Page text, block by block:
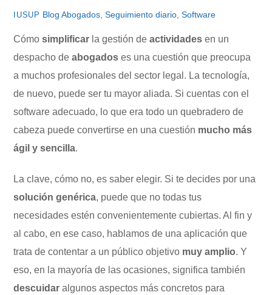
IUSUP Blog Abogados, Seguimiento diario, Software
Cómosimplificar la gestión deactividades en un
despacho deabogados es una cuestión que preocupa
a muchos profesionales del sector legal. La tecnología,
de nuevo, puede ser tu mayor aliada. Si cuentas con el
software adecuado, lo que era todo un quebradero de
cabeza puede convertirse en una cuestión mucho más
ágil y sencilla.
La clave, cómo no, es saber elegir. Si te decides por una
solución genérica, puede que no todas tus
necesidades estén convenientemente cubiertas. Al fin y
al cabo, en ese caso, hablamos de una aplicación que
trata de contentar a un público objetivo muy amplio. Y
eso, en la mayoría de las ocasiones, significa también
descuidar algunos aspectos más concretos para